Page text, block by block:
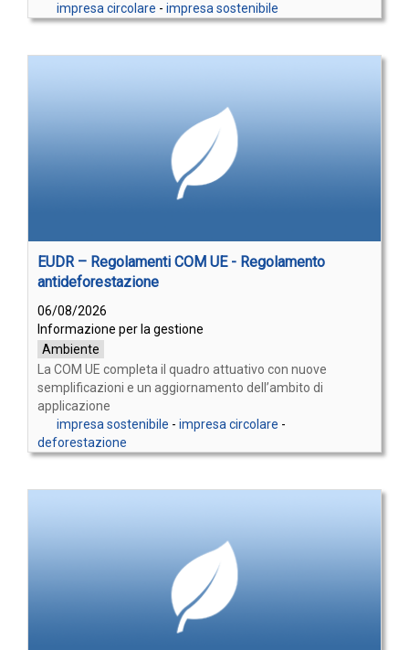
impresa circolare - impresa sostenibile
EUDR – Regolamenti COM UE - Regolamento
antideforestazione
06/08/2026
Informazione per la gestione
Ambiente
La COM UE completa il quadro attuativo con nuove
semplificazioni e un aggiornamento dell’ambito di
applicazione
impresa sostenibile - impresa circolare -
deforestazione